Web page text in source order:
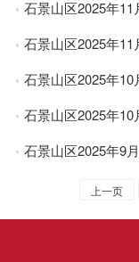
石景山区2025年11
石景山区2025年11
石景山区2025年10
石景山区2025年10
石景山区2025年9
上一页